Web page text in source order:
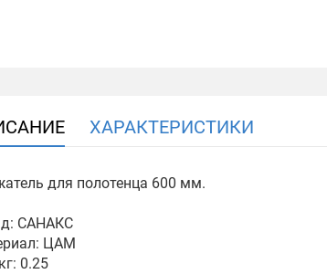
ХАРАКТЕРИСТИКИ
для полотенца 600 мм.
САНАКС
ЦАМ
0.25